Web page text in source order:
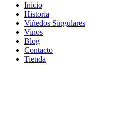
Inicio
Historia
Viñedos Singulares
Vinos
Blog
Contacto
Tienda